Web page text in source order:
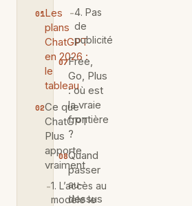
Les
plans
ChatGPT
en 2026 :
le
tableau
Ce que
ChatGPT
Plus
apporte
vraiment
1. L’accès au
modèle le
4. Pas
de
publicité
Free,
Go, Plus
: où est
la vraie
frontière
?
Quand
passer
au-
dessus